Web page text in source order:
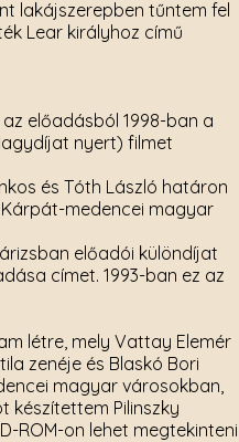
lakájszerepben tűntem fel
Lear királyhoz című
előadásból 1998-ban a
nyert) filmet
és Tóth László határon
medencei magyar
előadói különdíjat
címet. 1993-ban ez az
létre, mely Vattay Elemér
zenéje és Blaskó Bori
magyar városokban,
készítettem Pilinszky
ROM-on lehet megtekinteni